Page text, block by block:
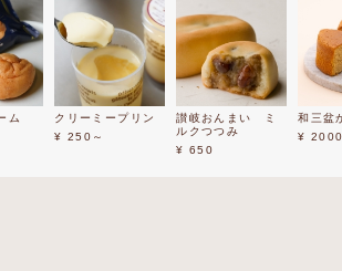
クリーミープリン
¥ 250～
讃岐おんまい ミ
ルクつつみ
和三盆かすて
¥ 2000